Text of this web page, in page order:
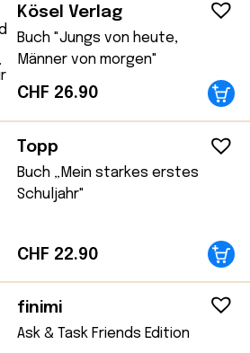
Kösel Verlag
Buch "Jungs von heute,
Männer von morgen"
CHF 26.90
Topp
Buch „Mein starkes erstes
Schuljahr"
CHF 22.90
finimi
Ask & Task Friends Edition